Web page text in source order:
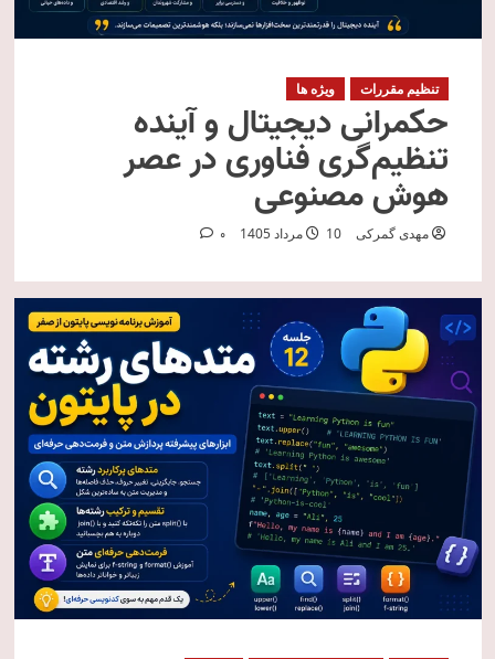
تنظیم مقررات ویژه ها
حکمرانی دیجیتال و آینده
تنظیم‌گری فناوری در عصر
هوش مصنوعی
مهدی گمرکی 10 مرداد 1405 0